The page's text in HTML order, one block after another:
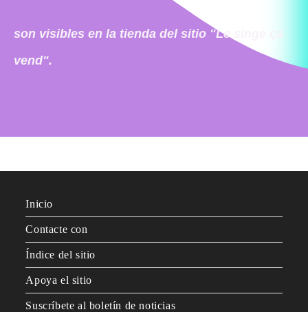
son visibles en la tienda del sitio "Le singe ça
vend".
Inicio
Contacte con
Índice del sitio
Apoya el sitio
Suscríbete al boletín de noticias